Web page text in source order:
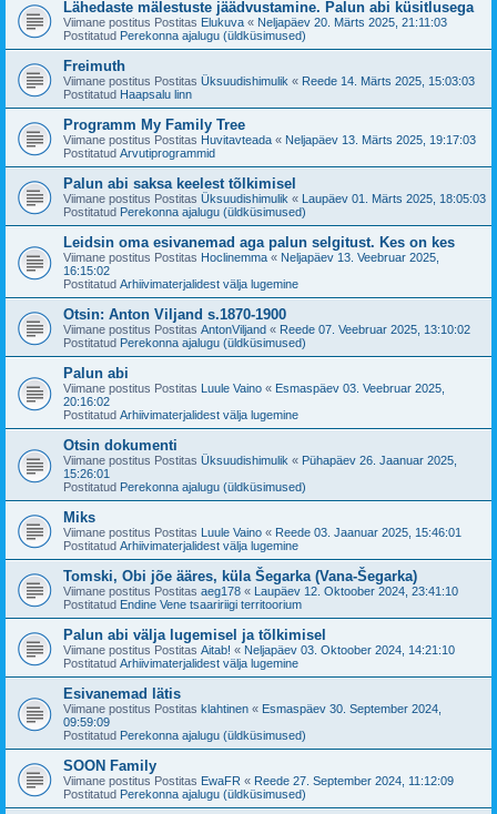
Lähedaste mälestuste jäädvustamine. Palun abi küsitlusega
Viimane postitus Postitas Elukuva « Neljapäev 20. Märts 2025, 21:11:03
Postitatud Perekonna ajalugu (üldküsimused)
Freimuth
Viimane postitus Postitas Üksuudishimulik « Reede 14. Märts 2025, 15:03:03
Postitatud Haapsalu linn
Programm My Family Tree
Viimane postitus Postitas Huvitavteada « Neljapäev 13. Märts 2025, 19:17:03
Postitatud Arvutiprogrammid
Palun abi saksa keelest tõlkimisel
Viimane postitus Postitas Üksuudishimulik « Laupäev 01. Märts 2025, 18:05:03
Postitatud Perekonna ajalugu (üldküsimused)
Leidsin oma esivanemad aga palun selgitust. Kes on kes
Viimane postitus Postitas Hoclinemma « Neljapäev 13. Veebruar 2025,
16:15:02
Postitatud Arhiivimaterjalidest välja lugemine
Otsin: Anton Viljand s.1870-1900
Viimane postitus Postitas AntonViljand « Reede 07. Veebruar 2025, 13:10:02
Postitatud Perekonna ajalugu (üldküsimused)
Palun abi
Viimane postitus Postitas Luule Vaino « Esmaspäev 03. Veebruar 2025,
20:16:02
Postitatud Arhiivimaterjalidest välja lugemine
Otsin dokumenti
Viimane postitus Postitas Üksuudishimulik « Pühapäev 26. Jaanuar 2025,
15:26:01
Postitatud Perekonna ajalugu (üldküsimused)
Miks
Viimane postitus Postitas Luule Vaino « Reede 03. Jaanuar 2025, 15:46:01
Postitatud Arhiivimaterjalidest välja lugemine
Tomski, Obi jõe ääres, küla Šegarka (Vana-Šegarka)
Viimane postitus Postitas aeg178 « Laupäev 12. Oktoober 2024, 23:41:10
Postitatud Endine Vene tsaaririigi territoorium
Palun abi välja lugemisel ja tõlkimisel
Viimane postitus Postitas Aitab! « Neljapäev 03. Oktoober 2024, 14:21:10
Postitatud Arhiivimaterjalidest välja lugemine
Esivanemad lätis
Viimane postitus Postitas klahtinen « Esmaspäev 30. September 2024,
09:59:09
Postitatud Perekonna ajalugu (üldküsimused)
SOON Family
Viimane postitus Postitas EwaFR « Reede 27. September 2024, 11:12:09
Postitatud Perekonna ajalugu (üldküsimused)